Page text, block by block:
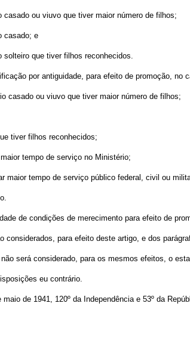
casado ou viuvo que tiver maior número de filhos;
casado; e
solteiro que tiver filhos reconhecidos.
por antiguidade, para efeito de promoção,
casado ou viuvo que tiver maior número de filhos;
tiver filhos reconhecidos;
tempo de serviço no Ministério;
maior tempo de serviço público federal, civil ou
de condições de merecimento para efeito de
considerados, para efeito deste artigo, e dos
não será considerado, para os mesmos efeitos, o
eu contrário.
de 1941, 120º da Independência e 53º da